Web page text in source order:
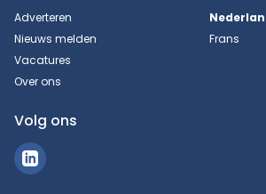
Adverteren
Nieuws melden
Vacatures
Over ons
Frans
Volg ons